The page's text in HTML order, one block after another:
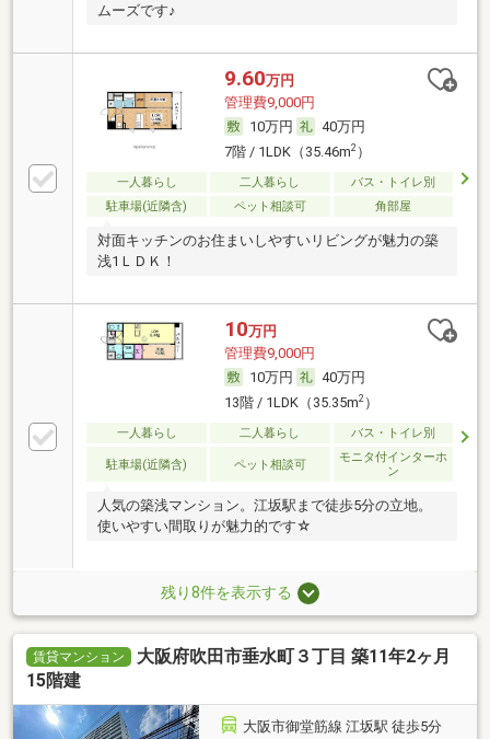
ムーズです♪
9.60万円
管理費9,000円
10万円
40万円
7階 / 1LDK（35.46m2）
一人暮らし 二人暮らし
バス・トイレ別
駐車場(近隣含)
ペット相談可 角部屋
対面キッチンのお住まいしやすいリビングが魅力の築
浅1ＬＤＫ！
10万円
管理費9,000円
10万円
40万円
13階 / 1LDK（35.35m2）
一人暮らし 二人暮らし バス・トイレ別
駐車場(近隣含) ペット相談可
モニタ付インターホ
ン
人気の築浅マンション。江坂駅まで徒歩5分の立地。
使いやすい間取りが魅力的です☆
残り8件を表示する
賃貸マンション
大阪府吹田市垂水町３丁目 築11年2ヶ月
15階建
大阪市御堂筋線 江坂駅 徒歩5分